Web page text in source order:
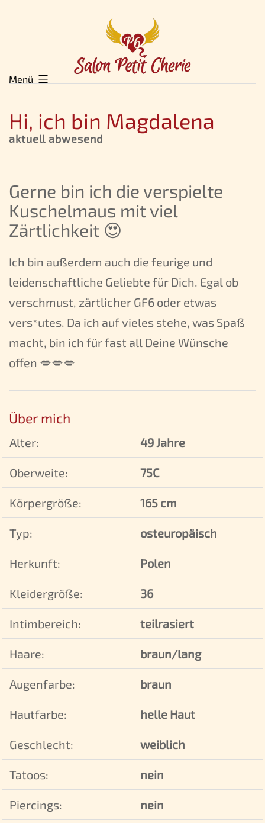
Menü
Hi, ich bin Magdalena
aktuell abwesend
Gerne bin ich die verspielte
Kuschelmaus mit viel
Zärtlichkeit 😍
Ich bin außerdem auch die feurige und
leidenschaftliche Geliebte für Dich. Egal ob
verschmust, zärtlicher GF6 oder etwas
vers*utes. Da ich auf vieles stehe, was Spaß
macht, bin ich für fast all Deine Wünsche
offen 💋💋💋
Über mich
Alter: 49 Jahre
Oberweite: 75C
Körpergröße: 165 cm
Typ: osteuropäisch
Herkunft: Polen
Kleidergröße: 36
Intimbereich: teilrasiert
Haare: braun/lang
Augenfarbe: braun
Hautfarbe: helle Haut
Geschlecht: weiblich
Tatoos: nein
Piercings: nein